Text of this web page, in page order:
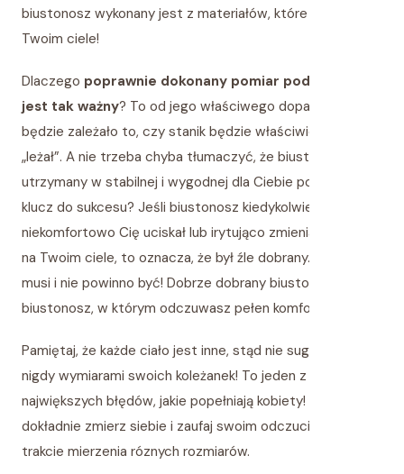
biustonosz wykonany jest z materiałów, które pracują na
Twoim ciele!
Dlaczego poprawnie dokonany pomiar pod biustem
jest tak ważny? To od jego właściwego dopasowania
będzie zależało to, czy stanik będzie właściwie i stabilnie
„leżał”. A nie trzeba chyba tłumaczyć, że biustonosz
utrzymany w stabilnej i wygodnej dla Ciebie pozycji to
klucz do sukcesu? Jeśli biustonosz kiedykolwiek
niekomfortowo Cię uciskał lub irytująco zmieniał pozycję
na Twoim ciele, to oznacza, że był źle dobrany. Tak nie
musi i nie powinno być! Dobrze dobrany biustonosz to
biustonosz, w którym odczuwasz pełen komfort!
Pamiętaj, że każde ciało jest inne, stąd nie sugeruj się
nigdy wymiarami swoich koleżanek! To jeden z
największych błędów, jakie popełniają kobiety! Zawsze
dokładnie zmierz siebie i zaufaj swoim odczuciom w
trakcie mierzenia róznych rozmiarów.